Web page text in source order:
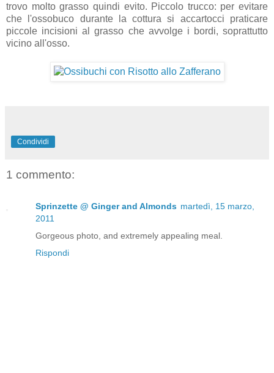
trovo molto grasso quindi evito. Piccolo trucco: per evitare
che l'ossobuco durante la cottura si accartocci praticare
piccole incisioni al grasso che avvolge i bordi, soprattutto
vicino all'osso.
Condividi
1 commento:
Sprinzette @ Ginger and Almonds martedì, 15 marzo,
2011
Gorgeous photo, and extremely appealing meal.
Rispondi